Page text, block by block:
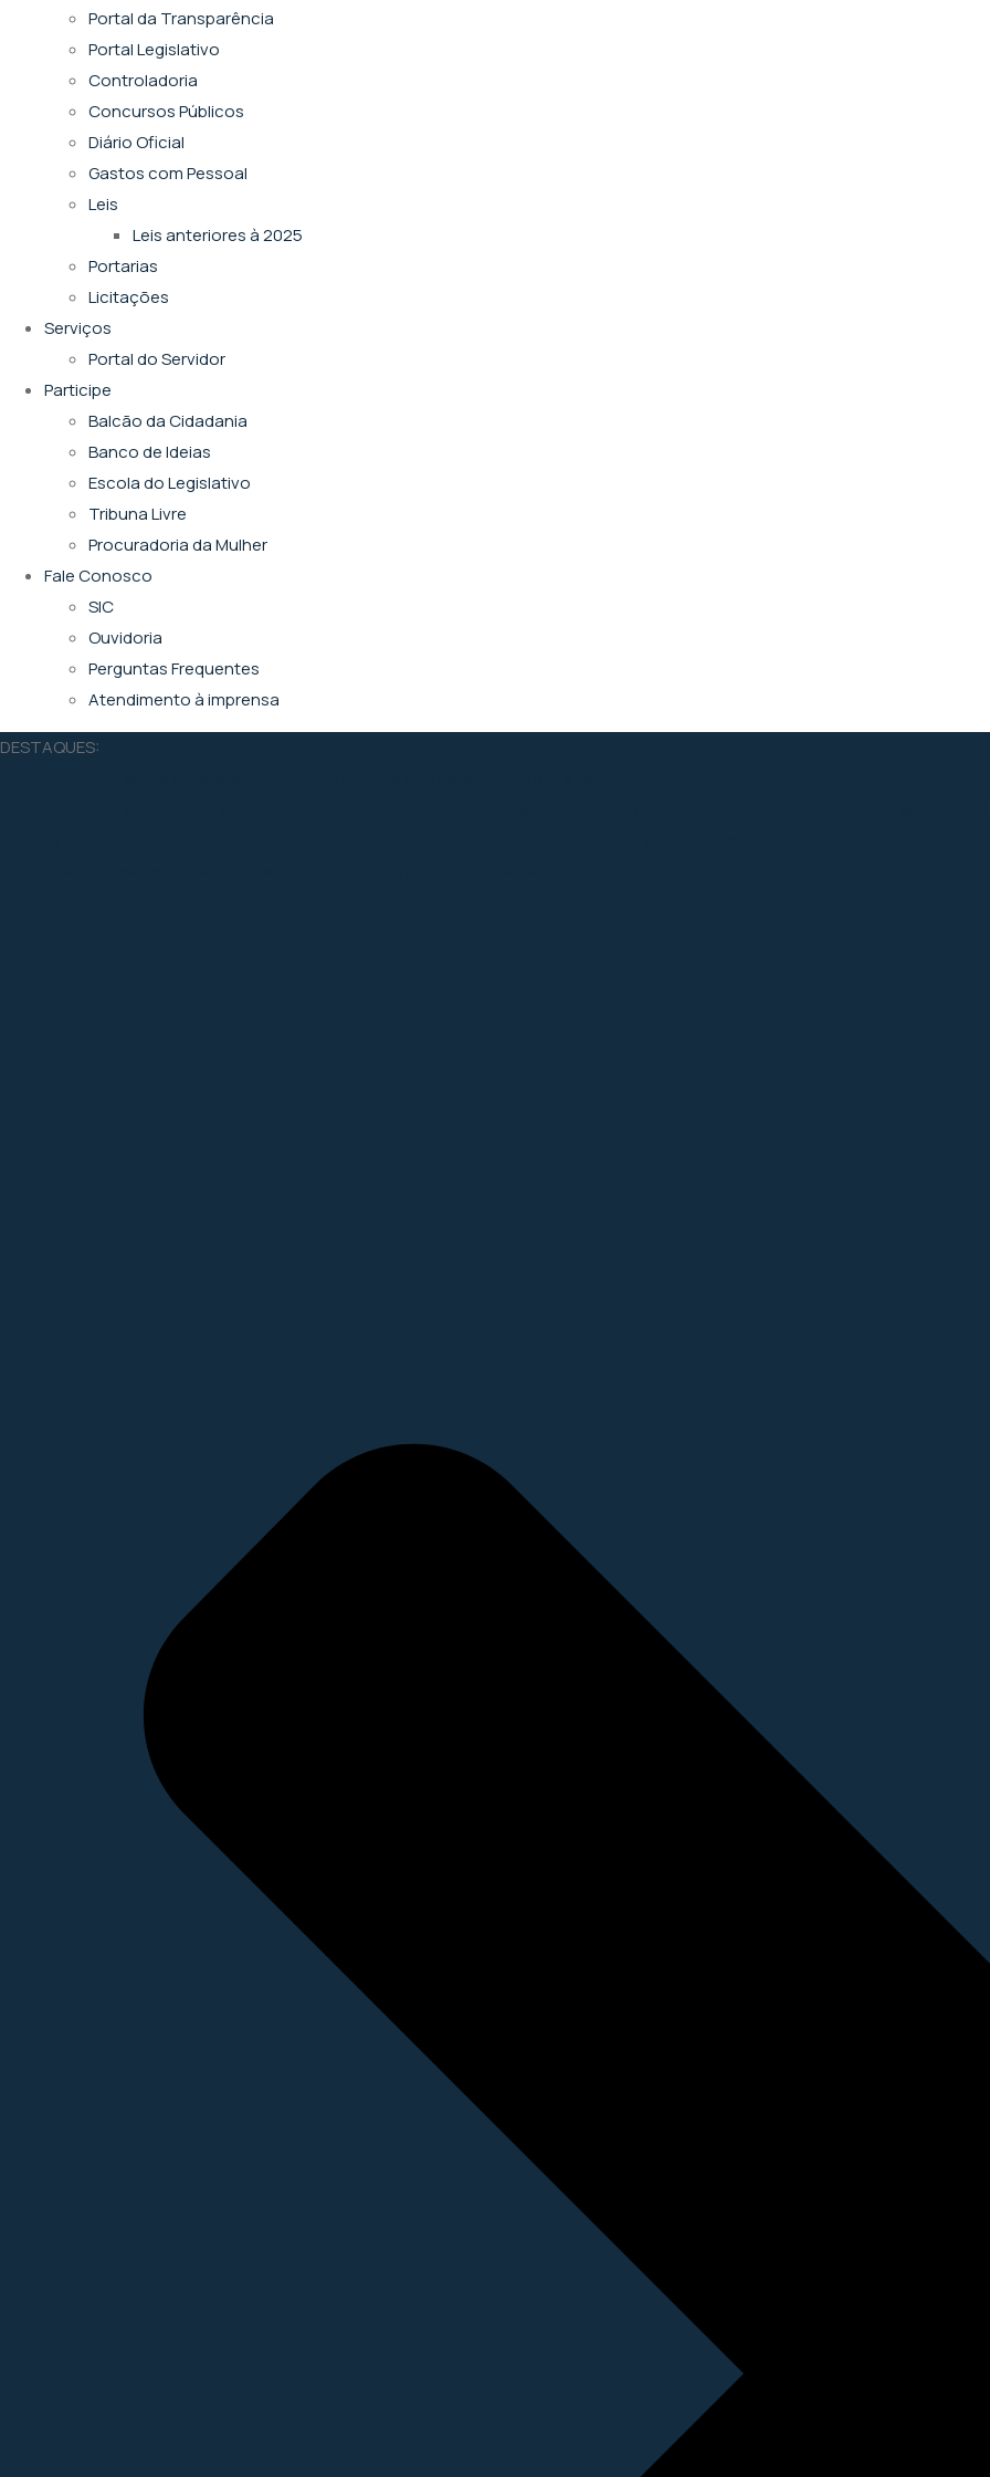
Portal da Transparência
Portal Legislativo
Controladoria
Concursos Públicos
Diário Oficial
Gastos com Pessoal
Leis
Leis anteriores à 2025
Portarias
Licitações
Serviços
Portal do Servidor
Participe
Balcão da Cidadania
Banco de Ideias
Escola do Legislativo
Tribuna Livre
Procuradoria da Mulher
Fale Conosco
SIC
Ouvidoria
Perguntas Frequentes
Atendimento à imprensa
DESTAQUES: